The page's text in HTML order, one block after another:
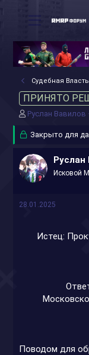
Судебная Власть
ПРИНЯТО
А
т
р
т
е
Руслан Вавилов
Закрыто для
Руслан
Исковой
28.01.2025
Истец:
Поводом для